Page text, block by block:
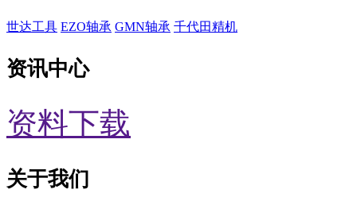
世达工具 EZO轴承 GMN轴承 千代田精机
资讯中心
资料下载
关于我们